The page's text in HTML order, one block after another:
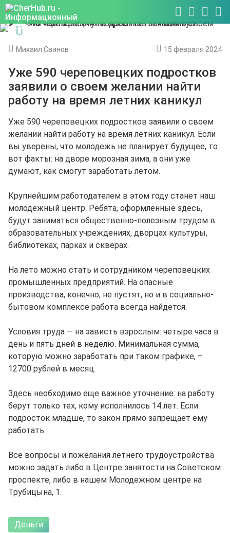
Михаил Свинов 15 февраля 2024
Уже 590 череповецких подростков
заявили о своем желании найти
работу на время летних каникул
Уже 590 череповецких подростков заявили о своем
желании найти работу на время летних каникул. Если
вы уверены, что молодежь не планирует будущее, то
вот факты: на дворе морозная зима, а они уже
думают, как смогут заработать летом.
Крупнейшим работодателем в этом году станет наш
молодежный центр. Ребята, оформленные здесь,
будут заниматься общественно-полезным трудом в
образовательных учреждениях, дворцах культуры,
библиотеках, парках и скверах.
На лето можно стать и сотрудником череповецких
промышленных предприятий. На опасные
производства, конечно, не пустят, но и в социально-
бытовом комплексе работа всегда найдется.
Условия труда — на зависть взрослым: четыре часа в
день и пять дней в неделю. Минимальная сумма,
которую можно заработать при таком графике, –
12700 рублей в месяц.
Здесь необходимо еще важное уточнение: на работу
берут только тех, кому исполнилось 14 лет. Если
подросток младше, то закон прямо запрещает ему
работать.
Все вопросы и пожелания летнего трудоустройства
можно задать либо в Центре занятости на Советском
проспекте, либо в нашем Молодежном центре на
Трубицына, 1.
Деньги